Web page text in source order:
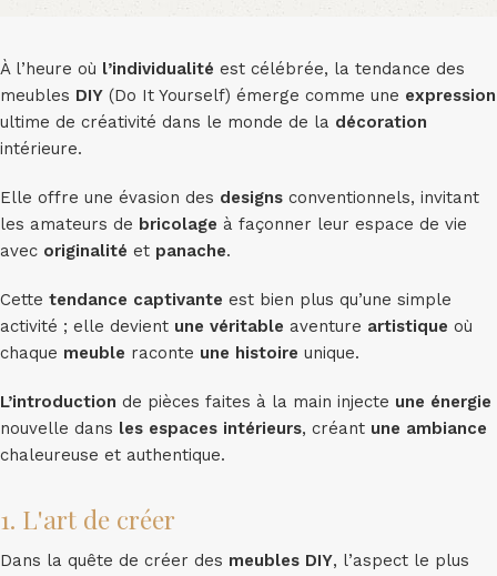
À l’heure où l’individualité est célébrée, la tendance des
meubles DIY (Do It Yourself) émerge comme une expression
ultime de créativité dans le monde de la décoration
intérieure.
Elle offre une évasion des designs conventionnels, invitant
les amateurs de bricolage à façonner leur espace de vie
avec originalité et panache.
Cette tendance captivante est bien plus qu’une simple
activité ; elle devient une véritable aventure artistique où
chaque meuble raconte une histoire unique.
L’introduction de pièces faites à la main injecte une énergie
nouvelle dans les espaces intérieurs, créant une ambiance
chaleureuse et authentique.
1. L'art de créer
Dans la quête de créer des meubles DIY, l’aspect le plus